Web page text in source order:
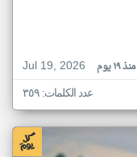
Jul 19, 2026
منذ ١٩ يوم
عدد الكلمات: ٣٥٩